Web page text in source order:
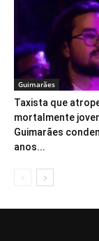
Guimarães
Taxista que
mortalmente
Guimarães
anos...